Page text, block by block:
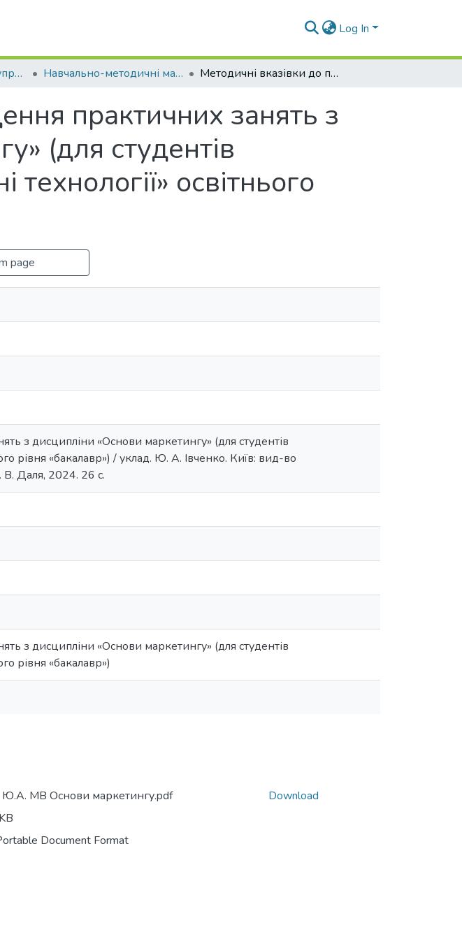
Log In
кафедра публічного управління, менеджменту та маркетингу Навчально-методичні матеріали (КПУММ) Методичні вказівки до проведення практичних занять з дисципліни «Основи маркетингу» (для студентів спеціальності 275 «Транспортні технології» освітнього рівня «бакалавр»)
практичних занять з
(для студентів
технології» освітнього
page
з дисципліни «Основи маркетингу» (для студентів
рівня «бакалавр») / уклад. Ю. А. Івченко. Київ: вид-во
В. Даля, 2024. 26 с.
з дисципліни «Основи маркетингу» (для студентів
рівня «бакалавр»)
Ю.А. МВ Основи маркетингу.pdf
Document Format
Download